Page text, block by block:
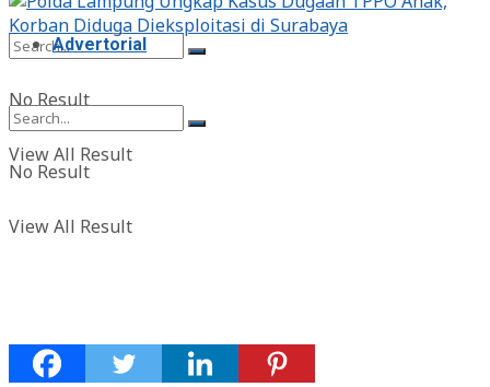
No Result
View All Result
Advertorial
No Result
View All Result